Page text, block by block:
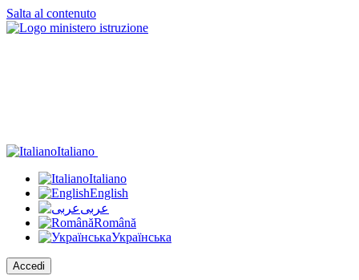
Salta al contenuto
Italiano
Italiano
English
عربى
Română
Українська
Accedi